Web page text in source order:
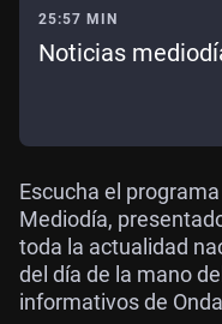
25:57 MIN
Noticias
Escucha el
Mediodía,
toda la actualidad
del día de la mano
informativos de